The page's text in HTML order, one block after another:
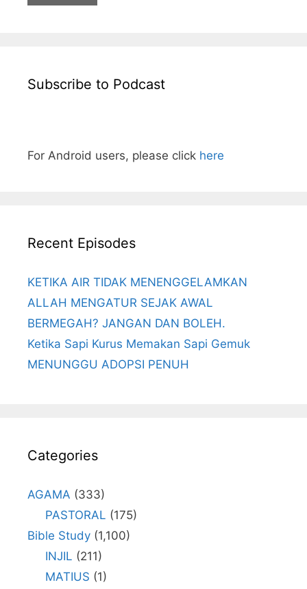
Subscribe to Podcast
For Android users, please click here
Recent Episodes
KETIKA AIR TIDAK MENENGGELAMKAN
ALLAH MENGATUR SEJAK AWAL
BERMEGAH? JANGAN DAN BOLEH.
Ketika Sapi Kurus Memakan Sapi Gemuk
MENUNGGU ADOPSI PENUH
Categories
AGAMA (333)
PASTORAL (175)
Bible Study (1,100)
INJIL (211)
MATIUS (1)